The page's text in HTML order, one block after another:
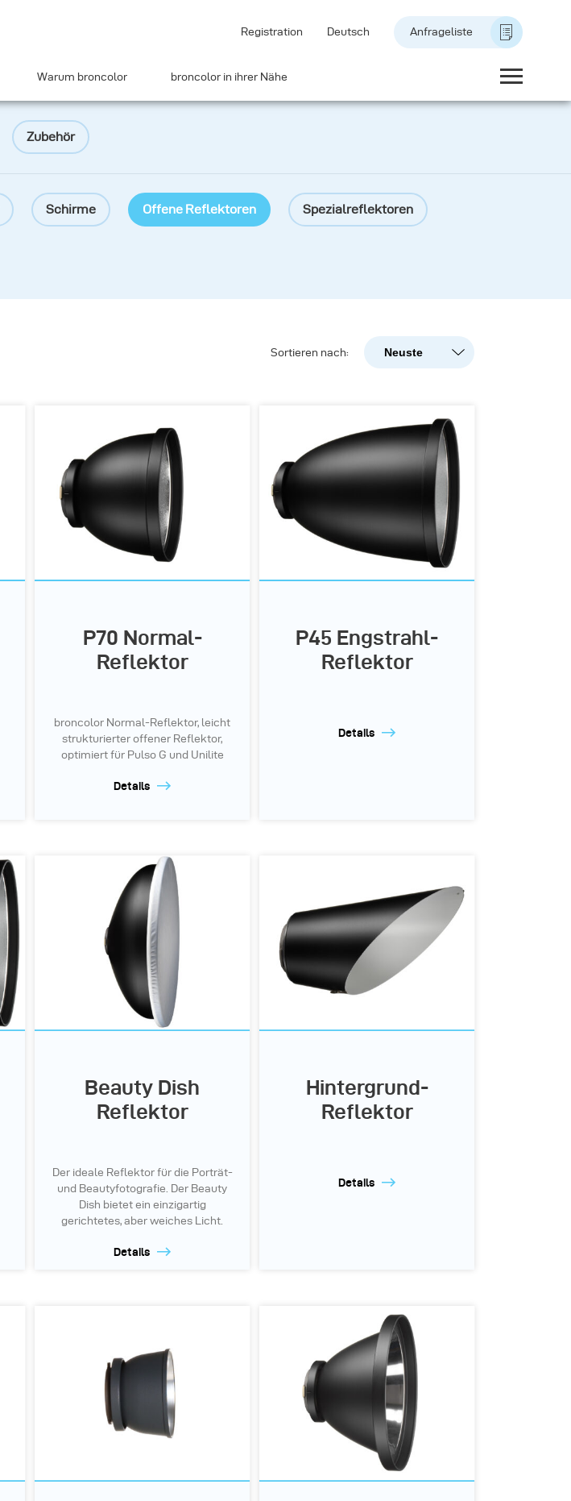
Registration Deutsch Anfrageliste
Warum broncolor broncolor in ihrer Nähe
Zubehör
Schirme Offene Reflektoren Spezialreflektoren
Sortieren nach: Neuste
Neuste
A-Z
Z-A
P70 Normal-
Reflektor
broncolor Normal-Reflektor, leicht
strukturierter offener Reflektor,
optimiert für Pulso G und Unilite
Details
P45 Engstrahl-
Reflektor
Details
Beauty Dish
Reflektor
Der ideale Reflektor für die Porträt-
und Beautyfotografie. Der Beauty
Dish bietet ein einzigartig
gerichtetes, aber weiches Licht.
Details
Hintergrund-
Reflektor
Details